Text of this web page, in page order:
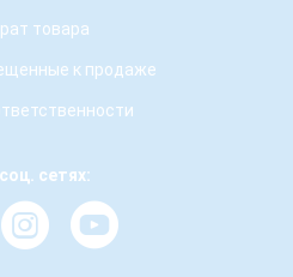
товара
к продаже
сетях: